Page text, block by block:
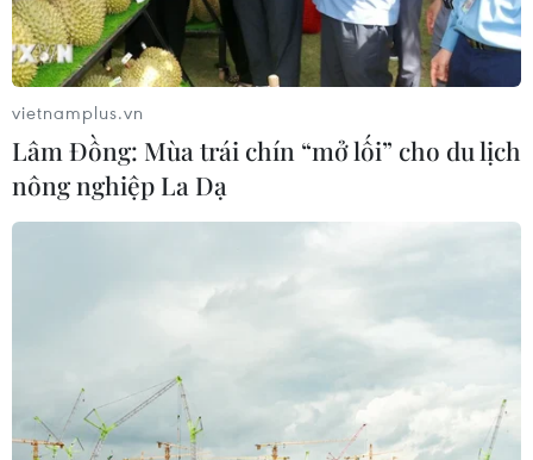
vietnamplus.vn
Lâm Đồng: Mùa trái chín “mở lối” cho du lịch
nông nghiệp La Dạ